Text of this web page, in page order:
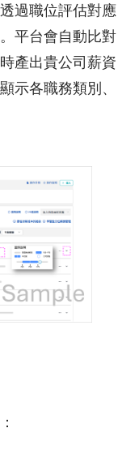
過職位評估對應
平台會自動比對
產出貴公司薪資
示各職務類別、